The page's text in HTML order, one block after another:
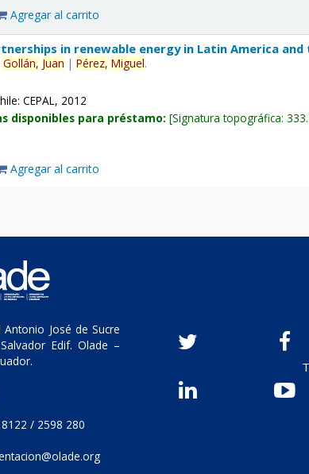
Agregar al carrito
in renewable energy in Latin America and
Gollán, Juan |Pérez, Miguel.
CEPAL, 2012
disponibles para préstamo: Signatura topográfica:
Agregar al carrito
Antonio José de Sucre
Edif. Olade –
/ 2598 280